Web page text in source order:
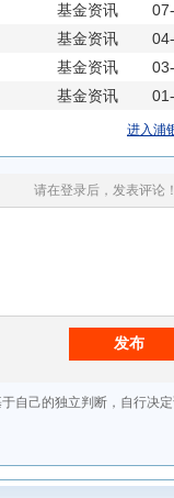
基金资讯
基金资讯
基金资讯
基金资讯
进入浦